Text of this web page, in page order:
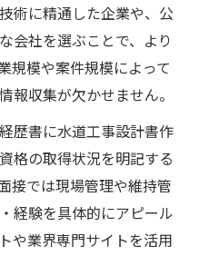
を活用した学習法
に必要な情報整理術
格を目指す準備法
必要な知識と技術
ラ整備に果たす役割
理力を高めるコツ
キル向上法を伝授
術に精通した企業や、公
会社を選ぶことで、より
規模や案件規模によって
報収集が欠かせません。
歴書に水道工事設計書作
格の取得状況を明記する
接では現場管理や維持管
経験を具体的にアピール
や業界専門サイトを活用